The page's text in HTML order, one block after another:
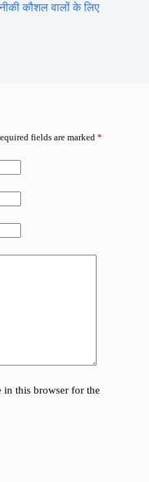
कौशल वालों के लिए
fields are marked *
in this browser for the